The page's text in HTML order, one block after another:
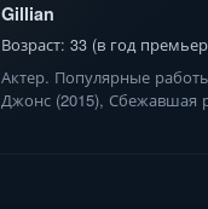
Gillian
Возраст: 33 (в год
Актер. Популярные
Джонс (2015), Сбежавшая